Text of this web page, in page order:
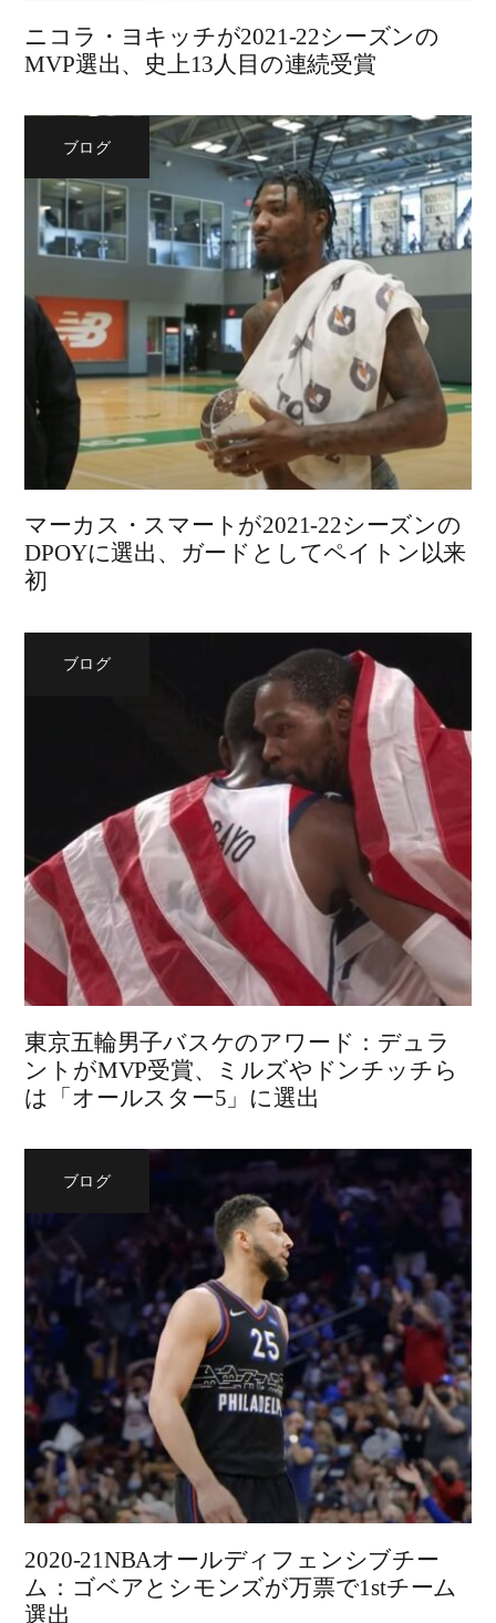
ニコラ・ヨキッチが2021-22シーズンの
MVP選出、史上13人目の連続受賞
ブログ
マーカス・スマートが2021-22シーズンの
DPOYに選出、ガードとしてペイトン以来
初
ブログ
東京五輪男子バスケのアワード：デュラ
ントがMVP受賞、ミルズやドンチッチら
は「オールスター5」に選出
ブログ
2020-21NBAオールディフェンシブチー
ム：ゴベアとシモンズが万票で1stチーム
選出